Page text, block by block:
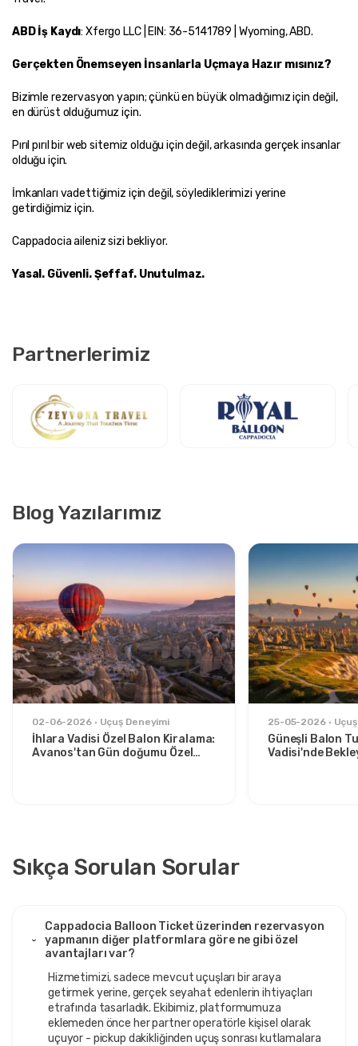
ABD İş Kaydı: Xfergo LLC | EIN: 36-5141789 | Wyoming, ABD.
Gerçekten Önemseyen İnsanlarla Uçmaya Hazır mısınız?
Bizimle rezervasyon yapın; çünkü en büyük olmadığımız için değil,
en dürüst olduğumuz için.
Pırıl pırıl bir web sitemiz olduğu için değil, arkasında gerçek insanlar
olduğu için.
İmkanları vadettiğimiz için değil, söylediklerimizi yerine
getirdiğimiz için.
Cappadocia aileniz sizi bekliyor.
Yasal. Güvenli. Şeffaf. Unutulmaz.
Partnerlerimiz
Blog Yazılarımız
02-06-2026 Uçuş Deneyimi
İhlara Vadisi Özel Balon Kiralama:
Avanos'tan Gün doğumu Özel
25-05-2026
Güneşli Balon
Vadisi'nde
Sıkça Sorulan Sorular
Cappadocia Balloon Ticket üzerinden rezervasyon
yapmanın diğer platformlara göre ne gibi özel
avantajları var?
Hizmetimizi, sadece mevcut uçuşları bir araya
getirmek yerine, gerçek seyahat edenlerin ihtiyaçları
etrafında tasarladık. Ekibimiz, platformumuza
eklemeden önce her partner operatörle kişisel olarak
uçuyor - pickup dakikliğinden uçuş sonrası kutlamalara